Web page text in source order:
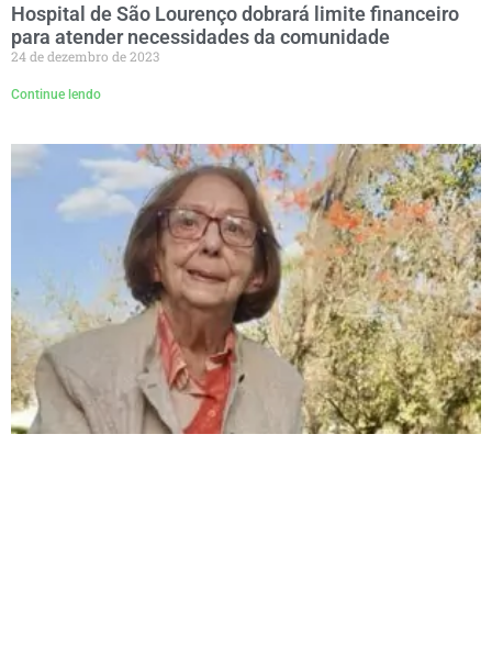
Hospital de São Lourenço dobrará limite financeiro
para atender necessidades da comunidade
24 de dezembro de 2023
Continue lendo